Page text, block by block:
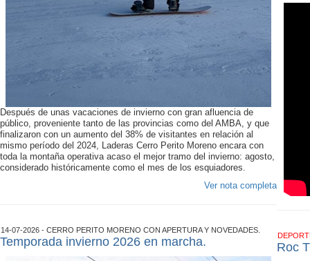
Después de unas vacaciones de invierno con gran afluencia de
público, proveniente tanto de las provincias como del AMBA, y que
finalizaron con un aumento del 38% de visitantes en relación al
mismo período del 2024, Laderas Cerro Perito Moreno encara con
toda la montaña operativa acaso el mejor tramo del invierno: agosto,
considerado históricamente como el mes de los esquiadores.
Ver nota completa
14-07-2026 - CERRO PERITO MORENO CON APERTURA Y NOVEDADES.
Temporada invierno 2026 en marcha. Roc